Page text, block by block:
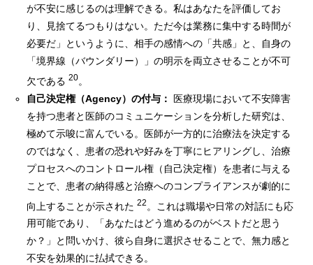
が不安に感じるのは理解できる。私はあなたを評価してお
り、見捨てるつもりはない。ただ今は業務に集中する時間が
必要だ」というように、相手の感情への「共感」と、自身の
「境界線（バウンダリー）」の明示を両立させることが不可
欠である20。
自己決定権（Agency）の付与：
医療現場において不安障害
を持つ患者と医師のコミュニケーションを分析した研究は、
極めて示唆に富んでいる。医師が一方的に治療法を決定する
のではなく、患者の恐れや好みを丁寧にヒアリングし、治療
プロセスへのコントロール権（自己決定権）を患者に与える
ことで、患者の納得感と治療へのコンプライアンスが劇的に
向上することが示された22 。これは職場や日常の対話にも応
用可能であり、「あなたはどう進めるのがベストだと思う
か？」と問いかけ、彼ら自身に選択させることで、無力感と
不安を効果的に払拭できる。